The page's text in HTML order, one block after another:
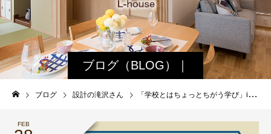
ブログ（BLOG）｜
諏訪・松本の工務店
エルハウス
ブログ 設計の滝沢さん 「学校とはちょっとちがう学び」inえんぱーく
FEB